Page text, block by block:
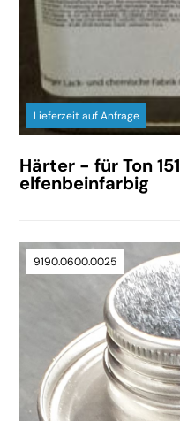
Lieferzeit auf Anfrage
Härter - für Ton 151
elfenbeinfarbig
9190.0600.0025